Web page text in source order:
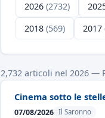
2026 (2732)
2018 (569) 2017
2,732 articoli nel 2026 —
Cinema sotto le
07/08/2026 Il Saronno